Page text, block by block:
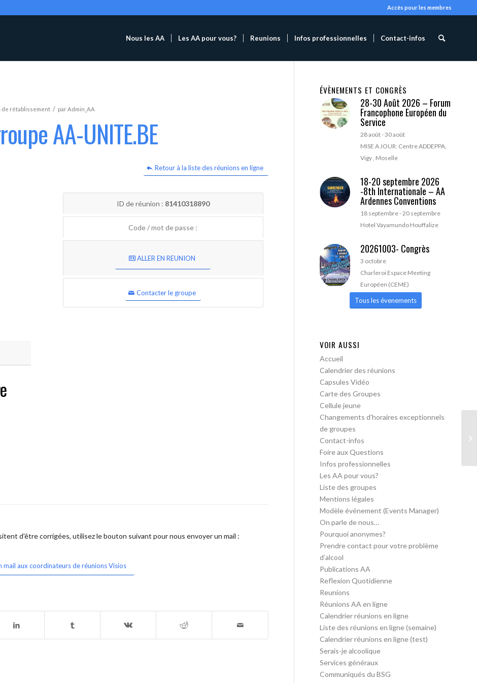
Accès pour les membres
Nous les AA Les AA pour vous? Reunions Infos professionnelles Contact-infos
de rétablissement / parAdmin_AA
AA-UNITE.BE
Retour à la liste des réunions en ligne
ID de réunion : 81410318890
Code / mot de passe :
ALLER EN REUNION
Contacter le groupe
d'être corrigées, utilisez le bouton suivant pour nous envoyer un mail :
mail aux coordinateurs de réunions Visios
ÉVÈNEMENTS ET CONGRÈS
28-30 Août 2026 – Forum
Francophone Européen du
Service
28 août-30 août
MISE A JOUR: Centre ADDEPPA,
Vigy , Moselle
18-20 septembre 2026
-8th Internationale – AA
Ardennes Conventions
18 septembre-20 septembre
Hotel Vayamundo Houffalize
20261003- Congrès
3 octobre
Charleroi Espace Meeting
Européen (CEME)
Tous les évenements
VOIR AUSSI
Accueil
Calendrier des réunions
Capsules Vidéo
Carte des Groupes
Cellule jeune
Changements d’horaires exceptionnels
de groupes
Contact-infos
Foire aux Questions
Infos professionnelles
Les AA pour vous?
Liste des groupes
Mentions légales
Modèle événement (Events Manager)
On parle de nous…
Pourquoi anonymes?
Prendre contact pour votre problème
d’alcool
Publications AA
Reflexion Quotidienne
Reunions
Réunions AA en ligne
Calendrier réunions en ligne
Liste des réunions en ligne (semaine)
Calendrier réunions en ligne (test)
Serais-je alcoolique
Services généraux
Communiqués du BSG